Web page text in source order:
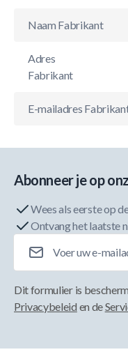
Naam Fabrikant
Adres
Fabrikant
E-mailadres
Abonneer je op
Wees als eerste op
Ontvang het laatste
Dit formulier is
Privacybeleid en de